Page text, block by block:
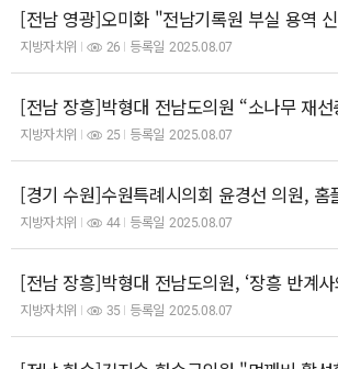
지방자치위 26 등록일 2025.08.07
지방자치위 25 등록일 2025.08.07
지방자치위 44 등록일 2025.08.07
지방자치위 35 등록일 2025.08.07